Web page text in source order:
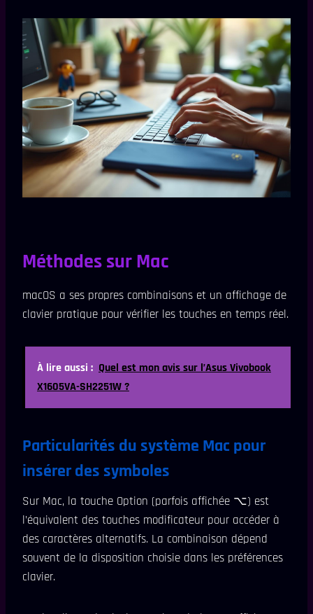
Méthodes sur Mac
macOS a ses propres combinaisons et un affichage de
clavier pratique pour vérifier les touches en temps réel.
À lire aussi : Quel est mon avis sur l’Asus Vivobook
X1605VA-SH2251W ?
Particularités du système Mac pour
insérer des symboles
Sur Mac, la touche Option (parfois affichée ⌥) est
l’équivalent des touches modificateur pour accéder à
des caractères alternatifs. La combinaison dépend
souvent de la disposition choisie dans les préférences
clavier.